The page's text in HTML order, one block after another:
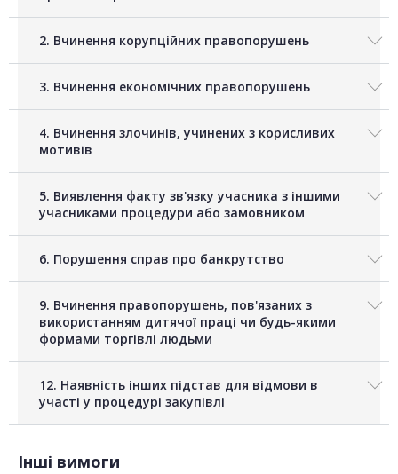
2. Вчинення корупційних правопорушень
3. Вчинення економічних правопорушень
4. Вчинення злочинів, учинених з корисливих
мотивів
5. Виявлення факту зв'язку учасника з іншими
учасниками процедури або замовником
6. Порушення справ про банкрутство
9. Вчинення правопорушень, пов'язаних з
використанням дитячої праці чи будь-якими
формами торгівлі людьми
12. Наявність інших підстав для відмови в
участі у процедурі закупівлі
Інші вимоги